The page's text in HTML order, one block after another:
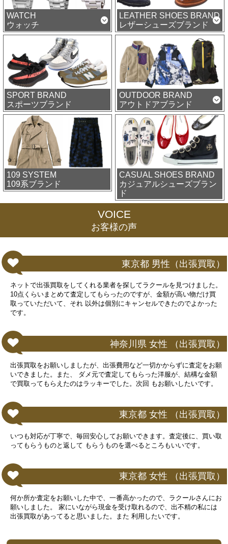
WATCH
ウォッチ
LEATHER SHOES BRAND
レザーシューズブランド
SPORT BRAND
スポーツブランド
OUTDOOR BRAND
アウトドアブランド
109 SYSTEM
109系ブランド
CASUAL SHOES BRAND
カジュアルシューズブラン
ド
VOICE
お客様の声
東京都 男性（出張買取）
ネットで出張買取をしてくれる業者を探してラクールを見つけました。
10点くらいまとめて査定してもらったのですが、金額が高い物だけ買
取っていただいて、それ 以外は個別にキャンセルできたのでよかった
です。
神奈川県 女性 （出張買取）
出張買取をお願いしましたが、出張費用など一切かからずに査定をお願
いできました。また、 ダメ元で査定してもらった洋服が、結構な金額
で買取ってもらえたのはラッキーでした。次回 もお願いしたいです。
東京都 女性 （出張買取）
いつも対応が丁寧で、毎回安心してお願いできます。査定後に、買い取
ってもらうものと返して もらうものを選べるところもいいです。
東京都 女性 （出張買取）
何か所か査定をお願いした中で、一番高かったので、ラクールさんにお
願いしました。 家にいながら現金を受け取れるので、出不精の私には
出張買取があってると思いました。また 利用したいです。